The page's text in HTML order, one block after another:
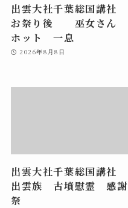
出雲大社千葉総国講社
お祭り後 巫女さん
ホット 一息
2026年8月8日
出雲大社千葉総国講社
出雲族 古墳慰霊 感謝
祭